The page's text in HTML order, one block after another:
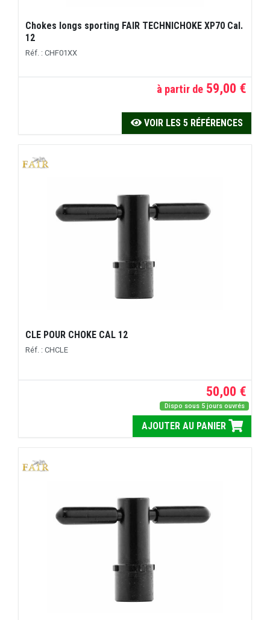
Chokes longs sporting FAIR TECHNICHOKE XP70 Cal.
12
Réf. : CHF01XX
à partir de 59,00 €
VOIR LES 5 RÉFÉRENCES
CLE POUR CHOKE CAL 12
Réf. : CHCLE
50,00 €
Dispo sous 5 jours ouvrés
AJOUTER AU PANIER